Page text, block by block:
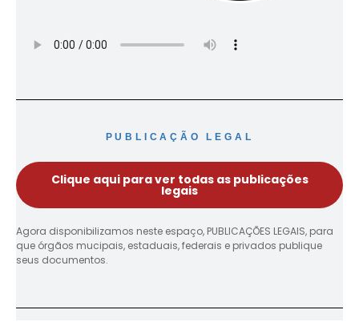
PUBLICAÇÃO LEGAL
Clique aqui para ver todas as publicações
legais
Agora disponibilizamos neste espaço, PUBLICAÇÕES LEGAIS, para
que órgãos mucipais, estaduais, federais e privados publique
seus documentos.